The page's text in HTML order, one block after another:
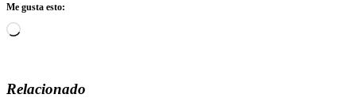
Me gusta esto:
Cargando...
Relacionado